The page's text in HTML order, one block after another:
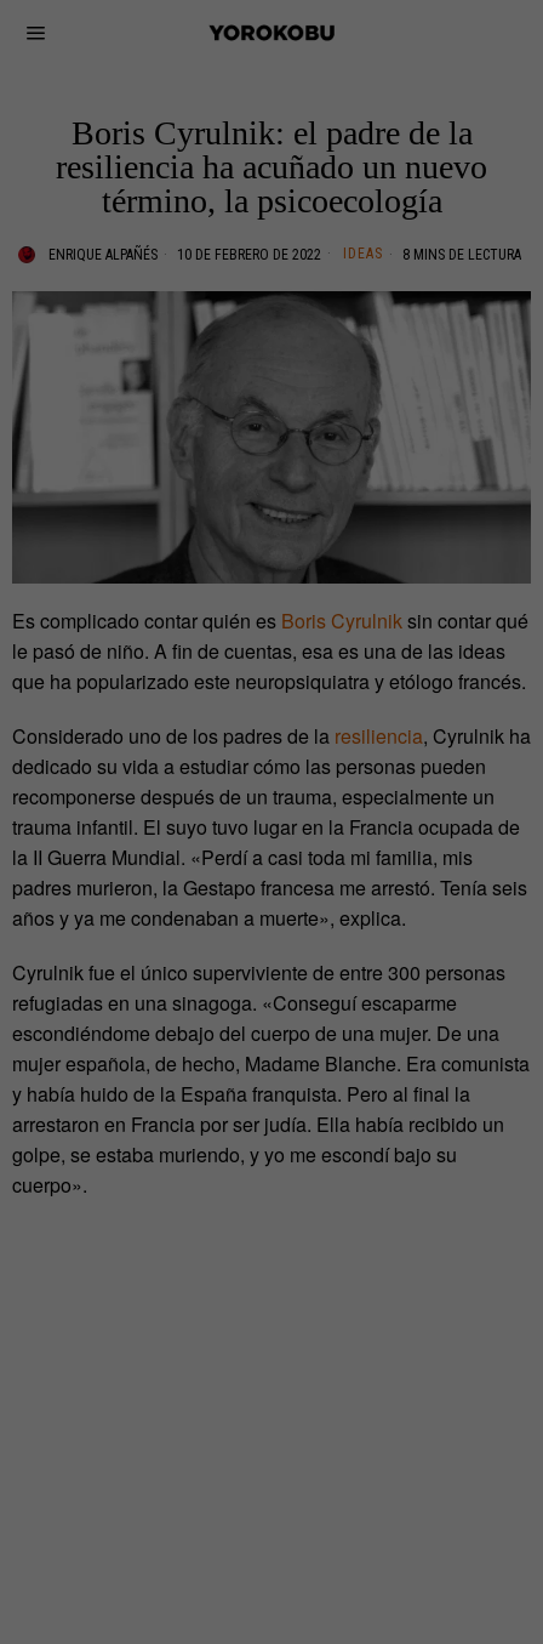
Boris Cyrulnik: el padre de la
resiliencia ha acuñado un nuevo
término, la psicoecología
ENRIQUE ALPAÑÉS 10 DE FEBRERO DE 2022 IDEAS 8 MINS DE LECTURA
Es complicado contar quién es Boris Cyrulniksin contar qué
le pasó de niño. A fin de cuentas, esa es una de las ideas
que ha popularizado este neuropsiquiatra y etólogo francés.
Considerado uno de los padres de la resiliencia, Cyrulnik ha
dedicado su vida a estudiar cómo las personas pueden
recomponerse después de un trauma, especialmente un
trauma infantil. El suyo tuvo lugar en la Francia ocupada de
la II Guerra Mundial. «Perdí a casi toda mi familia, mis
padres murieron, la Gestapo francesa me arrestó. Tenía seis
años y ya me condenaban a muerte», explica.
Cyrulnik fue el único superviviente de entre 300 personas
refugiadas en una sinagoga. «Conseguí escaparme
escondiéndome debajo del cuerpo de una mujer. De una
mujer española, de hecho, Madame Blanche. Era comunista
y había huido de la España franquista. Pero al final la
arrestaron en Francia por ser judía. Ella había recibido un
golpe, se estaba muriendo, y yo me escondí bajo su
cuerpo».